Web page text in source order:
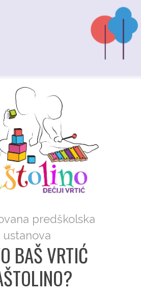
predškolska
ustanova
BAŠ VRTIĆ